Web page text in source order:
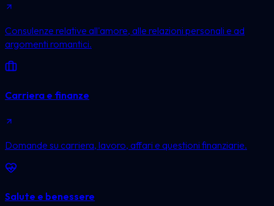
Consulenze relative all'amore, alle relazioni personali e ad
argomenti romantici.
Carriera e finanze
Domande su carriera, lavoro, affari e questioni finanziarie.
Salute e benessere